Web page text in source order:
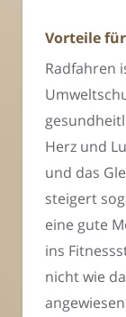
Vorteile
Radfahren
Herz und
und das
steigert
eine gute
ins
nicht wie